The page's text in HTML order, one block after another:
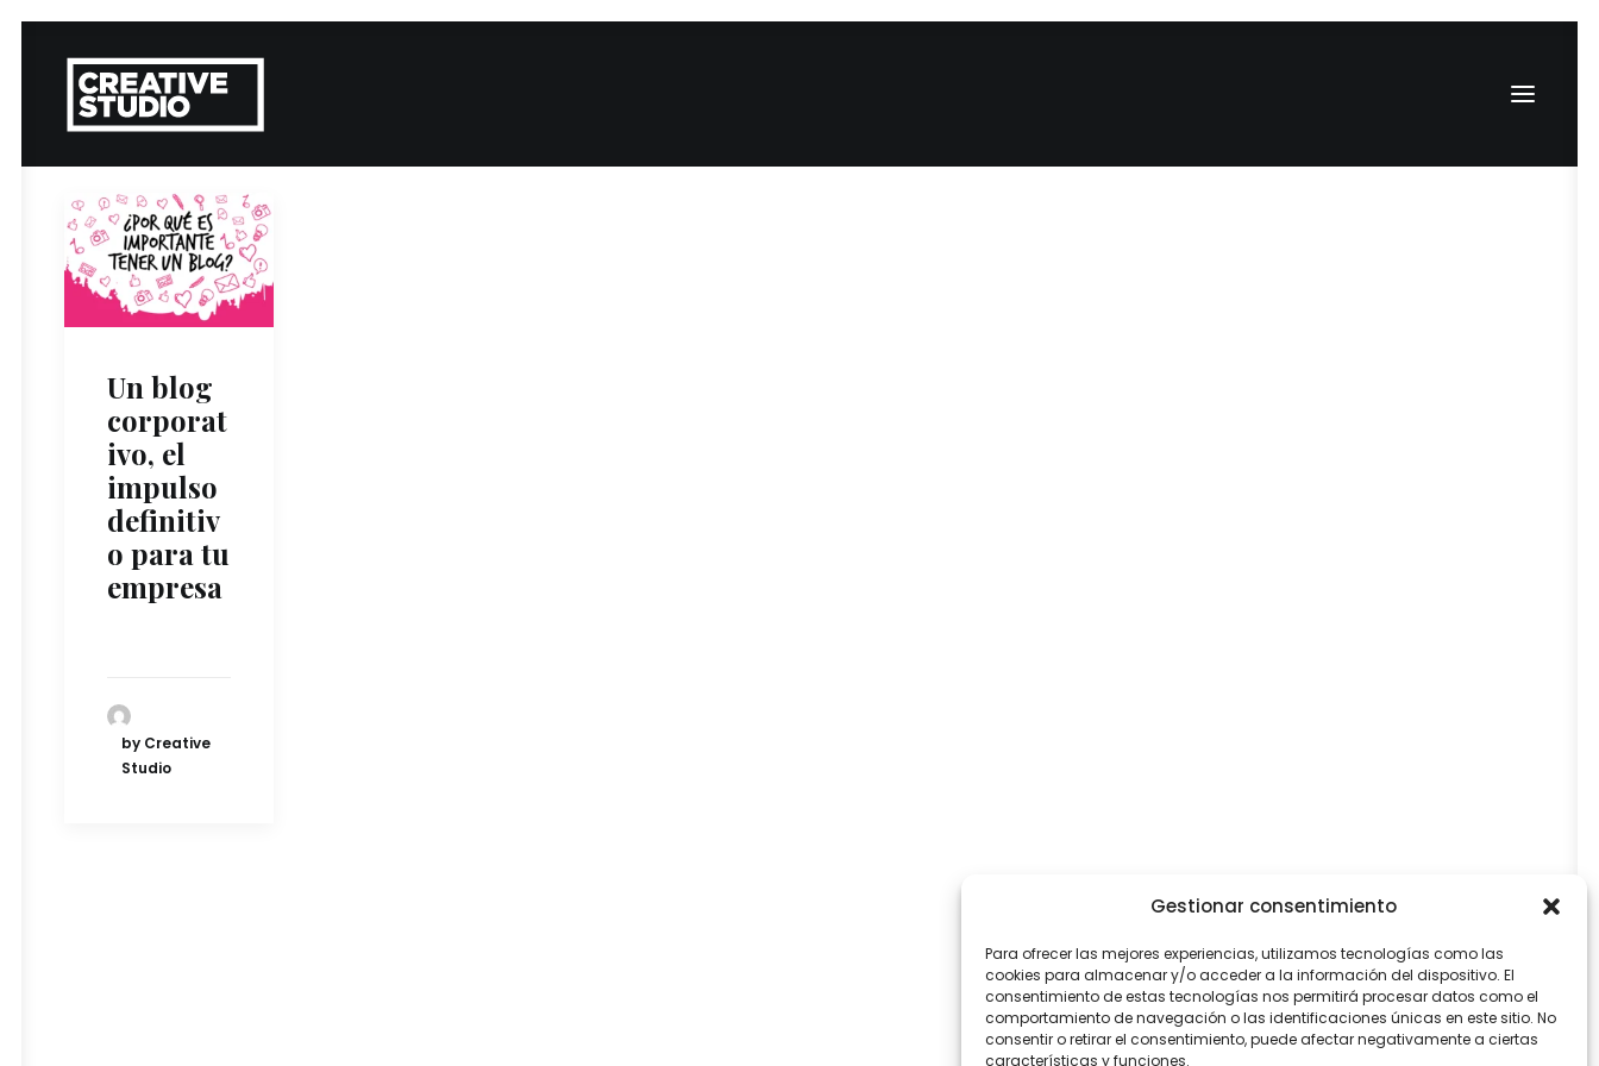
Gestionar consentimiento
Para ofrecer las mejores experiencias, utilizamos tecnologías como las
cookies para almacenar y/o acceder a la información del dispositivo. El
consentimiento de estas tecnologías nos permitirá procesar datos como el
comportamiento de navegación o las identificaciones únicas en este sitio. No
consentir o retirar el consentimiento, puede afectar negativamente a ciertas
características y funciones.
Un blog
corporat
ivo, el
impulso
definitiv
o para tu
empresa
by Creative
Studio